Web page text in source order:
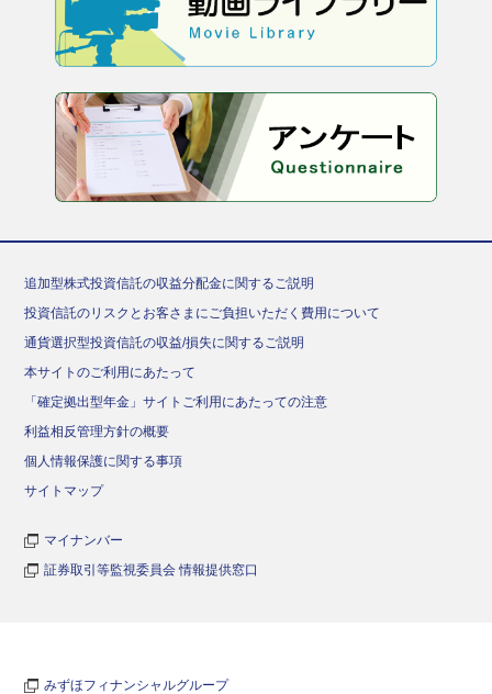
追加型株式投資信託の収益分配金に関するご説明
投資信託のリスクとお客さまにご負担いただく費用について
通貨選択型投資信託の収益/損失に関するご説明
本サイトのご利用にあたって
「確定拠出型年金」サイトご利用にあたっての注意
利益相反管理方針の概要
個人情報保護に関する事項
サイトマップ
マイナンバー
証券取引等監視委員会 情報提供窓口
みずほフィナンシャルグループ